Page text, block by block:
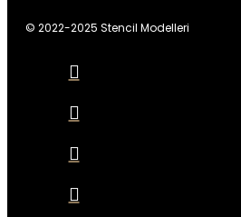
© 2022-2025 Stencil Modelleri